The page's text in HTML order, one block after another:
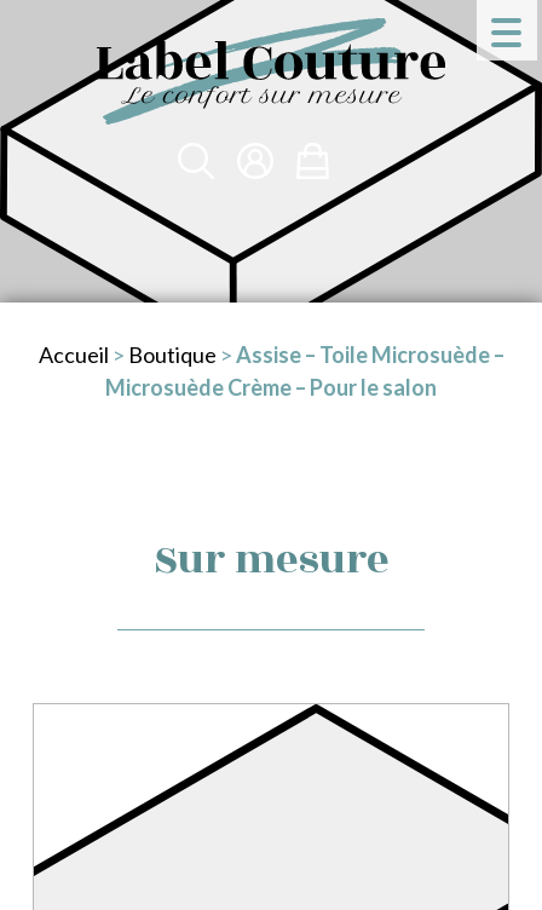
Accueil > Boutique >Assise – Toile Microsuède –
Microsuède Crème – Pour le salon
Sur mesure